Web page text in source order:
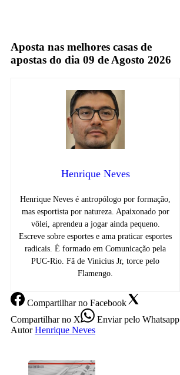
Aposta nas melhores casas de
apostas do dia 09 de Agosto 2026
Henrique Neves
Henrique Neves é antropólogo por formação,
mas esportista por natureza. Apaixonado por
vôlei, aprendeu a jogar ainda pequeno.
Escreve sobre esportes e ama praticar esportes
radicais. É formado em Comunicação pela
PUC-Rio. Fã de Vinicius Jr, torce pelo
Flamengo.
Compartilharno Facebook
Compartilharno X Enviarpelo Whatsapp
Autor Henrique Neves